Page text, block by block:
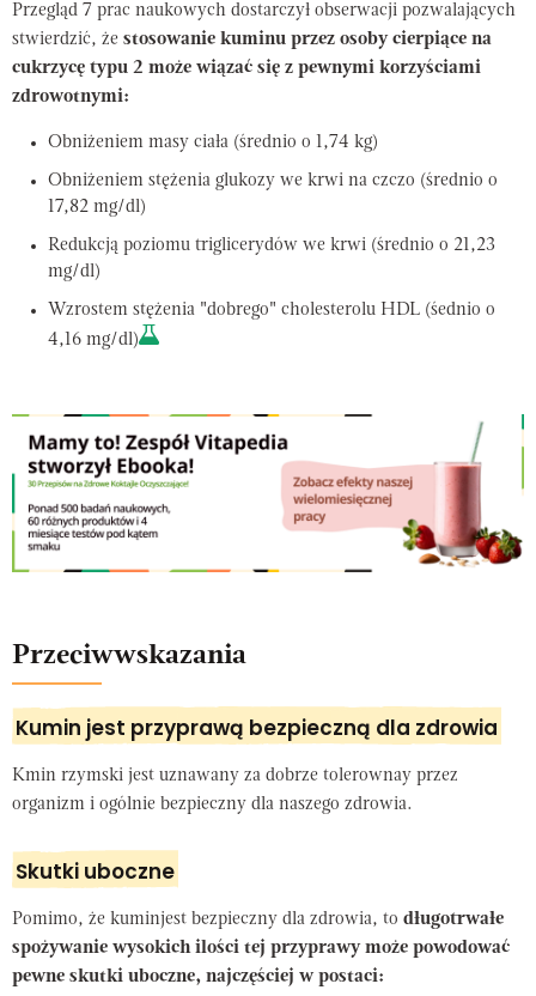
Przegląd 7 prac naukowych dostarczył obserwacji pozwalających
stwierdzić, że stosowanie kuminu przez osoby cierpiące na
cukrzycę typu 2 może wiązać się z pewnymi korzyściami
zdrowotnymi:
Obniżeniem masy ciała (średnio o 1,74 kg)
Obniżeniem stężenia glukozy we krwi na czczo (średnio o
17,82 mg/dl)
Redukcją poziomu triglicerydów we krwi (średnio o 21,23
mg/dl)
Wzrostem stężenia "dobrego" cholesterolu HDL (śednio o
4,16 mg/dl)
Przeciwwskazania
Kumin jest przyprawą bezpieczną dla zdrowia
Kmin rzymski jest uznawany za dobrze tolerownay przez
organizm i ogólnie bezpieczny dla naszego zdrowia.
Skutki uboczne
Pomimo, że kuminjest bezpieczny dla zdrowia, to długotrwałe
spożywanie wysokich ilości tej przyprawy może powodować
pewne skutki uboczne, najczęściej w postaci: